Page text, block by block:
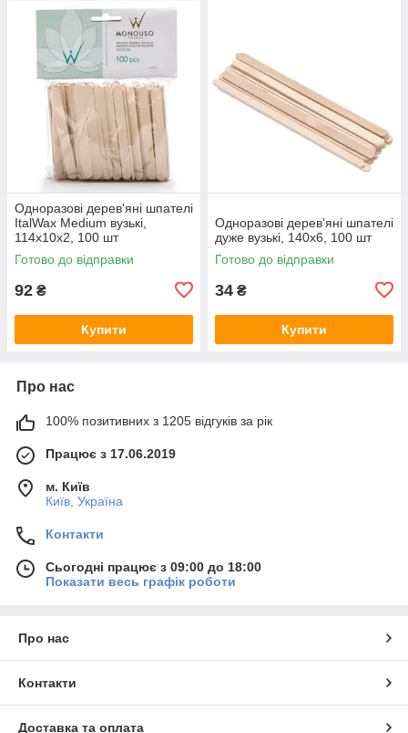
Одноразові дерев'яні шпателі
ItalWax Medium вузькі,
114х10х2, 100 шт
Готово до відправки
92 ₴
Купити
Одноразові дерев'яні шпателі
дуже вузькі, 140х6, 100 шт
Готово до відправки
34 ₴
Купити
Про нас
100% позитивних з 1205 відгуків за рік
Працює з 17.06.2019
м. Київ
Київ, Україна
Контакти
Сьогодні працює з 09:00 до 18:00
Показати весь графік роботи
Про нас
Контакти
Доставка та оплата